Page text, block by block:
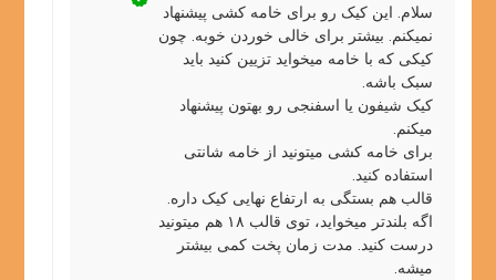
سلام. این کیک رو برای خامه کشی پیشنهاد
نمیکنم. بیشتر برای خالی خوردن خوبه. چون
کیکی که با خامه میخواید تزیین کنید باید
سبک باشه.
کیک شیفون یا اسفنجی رو بهتون پیشنهاد
میکنم.
برای خامه کشی میتونید از خامه شانتی
استفاده کنید.
قالب هم بستگی به ارتفاع نهایی کیک داره.
اگه بلندتر میخواید، توی قالب ۱۸ هم میتونید
درست کنید. مدت زمان پخت کمی بیشتر
میشه.